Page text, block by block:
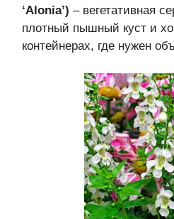
‘Alonia’) – вегетативная
плотный пышный куст и
контейнерах, где нужен